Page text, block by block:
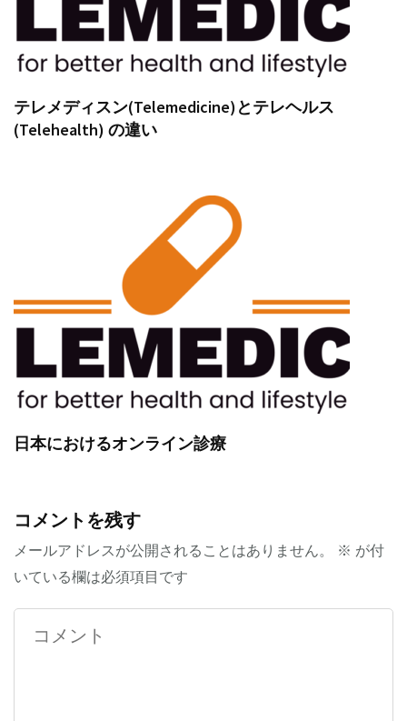
テレメディスン(Telemedicine)とテレヘルス
(Telehealth) の違い
日本におけるオンライン診療
コメントを残す
メールアドレスが公開されることはありません。 ※ が付
いている欄は必須項目です